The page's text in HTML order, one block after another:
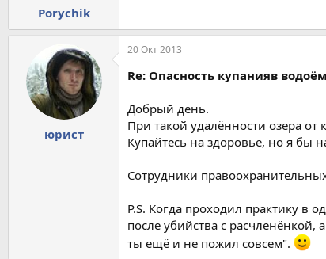
Porychik
юрист
20 Окт 2013
Re: Опасность купанияв
Добрый день.
При такой удалённости озера
Купайтесь на здоровье, но я бы
Сотрудники
P.S. Когда проходил практику в
после убийства с
ты ещё и не пожил совсем".